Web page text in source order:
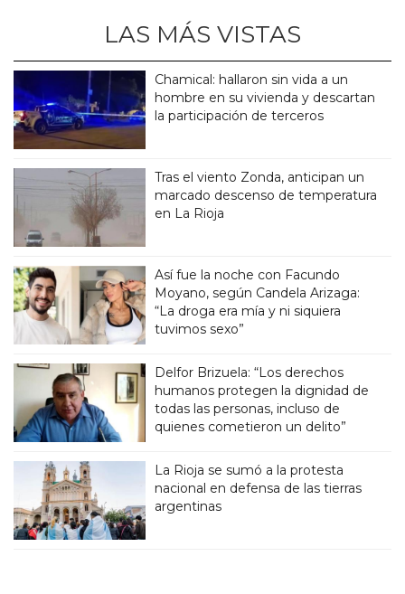
LAS MÁS VISTAS
Chamical: hallaron sin vida a un
hombre en su vivienda y descartan
la participación de terceros
Tras el viento Zonda, anticipan un
marcado descenso de temperatura
en La Rioja
Así fue la noche con Facundo
Moyano, según Candela Arizaga:
“La droga era mía y ni siquiera
tuvimos sexo”
Delfor Brizuela: “Los derechos
humanos protegen la dignidad de
todas las personas, incluso de
quienes cometieron un delito”
La Rioja se sumó a la protesta
nacional en defensa de las tierras
argentinas